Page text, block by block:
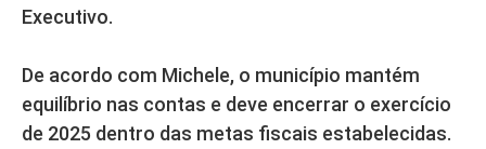
Executivo.
De acordo com Michele, o município mantém
equilíbrio nas contas e deve encerrar o exercício
de 2025 dentro das metas fiscais estabelecidas.